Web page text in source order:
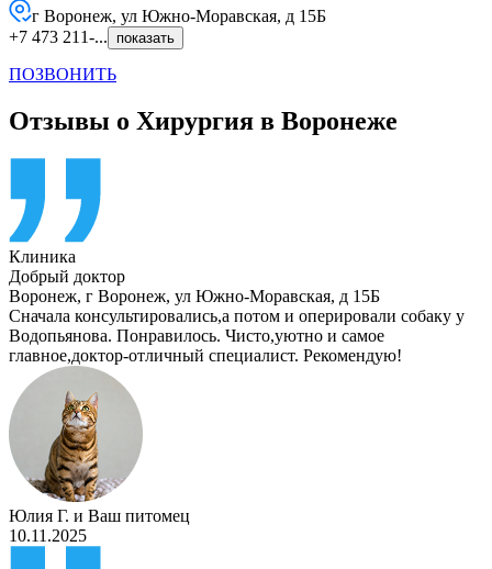
г Воронеж, ул Южно-Моравская, д 15Б
+7 473 211-...
показать
ПОЗВОНИТЬ
Отзывы о Хирургия в Воронеже
Клиника
Добрый доктор
Воронеж, г Воронеж, ул Южно-Моравская, д 15Б
Сначала консультировались,а потом и оперировали собаку у
Водопьянова. Понравилось. Чисто,уютно и самое
главное,доктор-отличный специалист. Рекомендую!
Юлия Г. и Ваш питомец
10.11.2025